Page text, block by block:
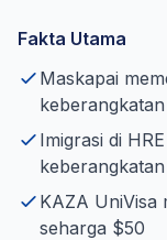
Fakta Utama
Maskapai
Imigrasi di
KAZA UniVisa
seharga $50